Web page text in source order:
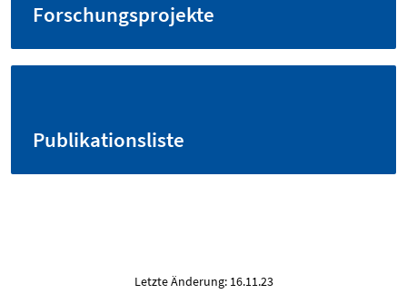
Forschungsprojekte
Publikationsliste
Letzte Änderung: 16.11.23